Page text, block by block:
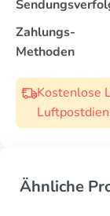
Zahlungs-
Methoden
Kostenlose
Ähnliche